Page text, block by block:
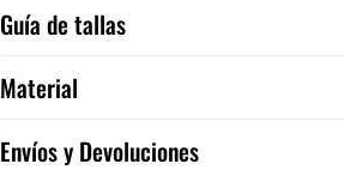
Guía de tallas
Material
Envíos y Devoluciones